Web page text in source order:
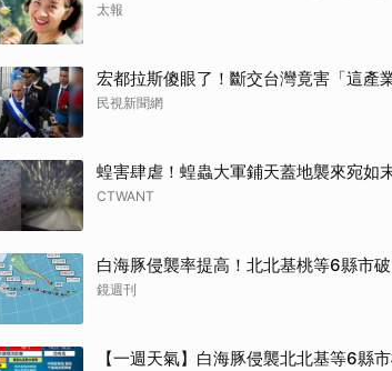
太報
宏都拉斯傻眼了！斷交台灣竟害「這
民視新聞網
蝗害肆虐！蝗蟲大軍鋪天蓋地襲來宛
CTWANT
白海豚侵襲率提高！北北基桃等6縣市
鏡週刊
【一週天氣】白海豚侵襲北北基等6